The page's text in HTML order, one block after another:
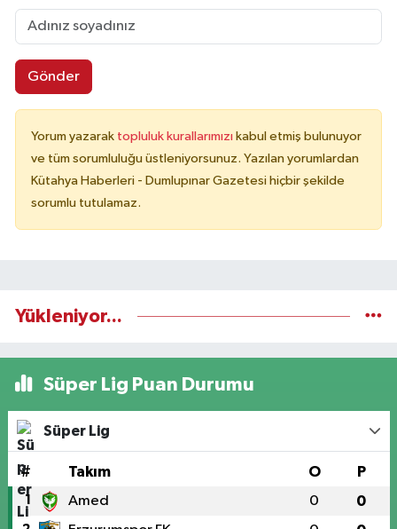
Gönder
Yorum yazarak topluluk kurallarımızı kabul etmiş bulunuyor
ve tüm sorumluluğu üstleniyorsunuz. Yazılan yorumlardan
Kütahya Haberleri - Dumlupınar Gazetesi hiçbir şekilde
sorumlu tutulamaz.
Yükleniyor...
Süper Lig Puan Durumu
Süper Lig
# Takım O P
1 Amed 0 0